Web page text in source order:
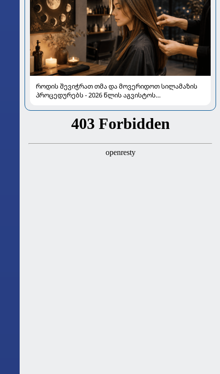
როდის შევიჭრათ თმა და მოვერიდოთ სილამაზის
პროცედურებს - 2026 წლის აგვისტოს